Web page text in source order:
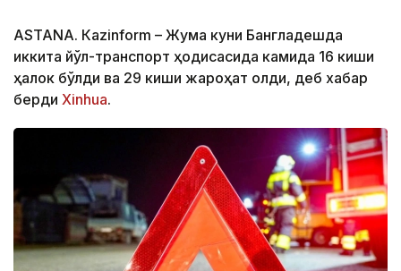
ASTANА. Кazinform – Жума куни Бангладешда
иккита йўл-транспорт ҳодисасида камида 16 киши
ҳалок бўлди ва 29 киши жароҳат олди, деб хабар
берди Xinhua.